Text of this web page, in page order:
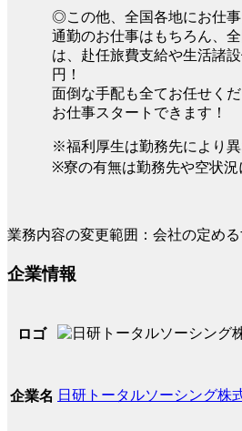
◎この他、全国各地にお仕事
通勤のお仕事はもちろん、
は、赴任旅費支給や生活諸
円！
面倒な手配も全てお任せく
お仕事スタートできます！
※福利厚生は勤務先により異
※寮の有無は勤務先や空状況
業務内容の変更範囲：会社の定め
企業情報
ロゴ
企業名 日研トータルソーシング株